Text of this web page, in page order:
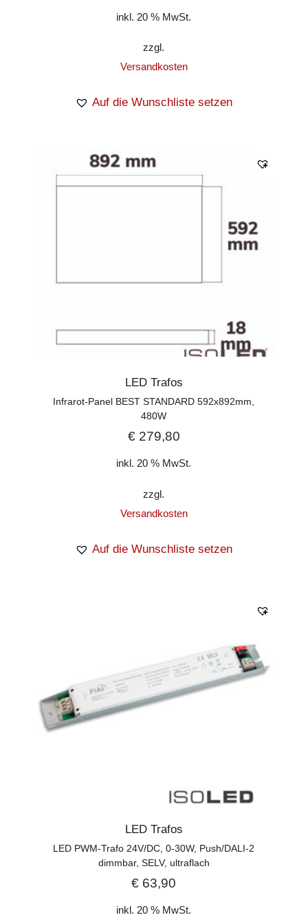
inkl. 20 % MwSt.
zzgl.
Versandkosten
Auf die Wunschliste setzen
LED Trafos
Infrarot-Panel BEST STANDARD 592x892mm,
480W
€279,80
inkl. 20 % MwSt.
zzgl.
Versandkosten
Auf die Wunschliste setzen
LED Trafos
LED PWM-Trafo 24V/DC, 0-30W, Push/DALI-2
dimmbar, SELV, ultraflach
€ 63,90
inkl. 20 % MwSt.